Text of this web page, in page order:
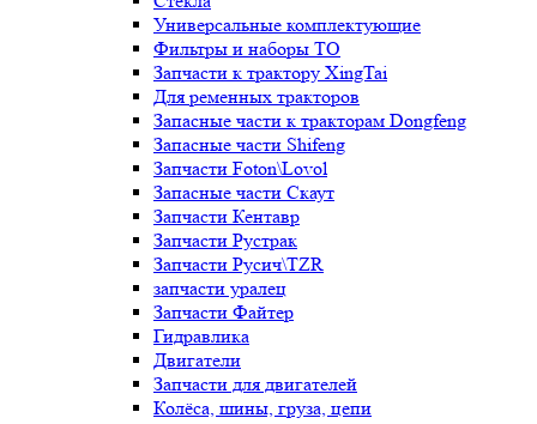
Универсальные комплектующие
Фильтры и наборы ТО
Запчасти к трактору XingTai
Для ременных тракторов
Запасные части к тракторам Dongfeng
Запасные части Shifeng
Запчасти Foton\Lovol
Запасные части Скаут
Запчасти Кентавр
Запчасти Рустрак
Запчасти Русич\TZR
запчасти уралец
Запчасти Файтер
Гидравлика
Двигатели
Запчасти для двигателей
Колёса, шины, груза, цепи